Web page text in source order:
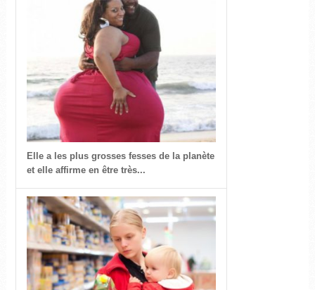
Elle a les plus grosses fesses de la planète
et elle affirme en être très...